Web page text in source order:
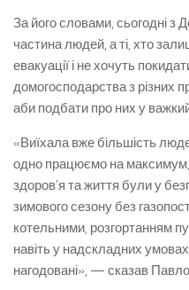
За його словами, сьогодні з
частина людей, а ті, хто
евакуації і не хочуть
домогосподарства з різних
аби подбати про них у
«Виїхала вже більшість
одно працюємо на
здоров’я та життя були у
зимового сезону без
котельними, розгортанням
навіть у надскладних умовах
нагодовані», — сказав